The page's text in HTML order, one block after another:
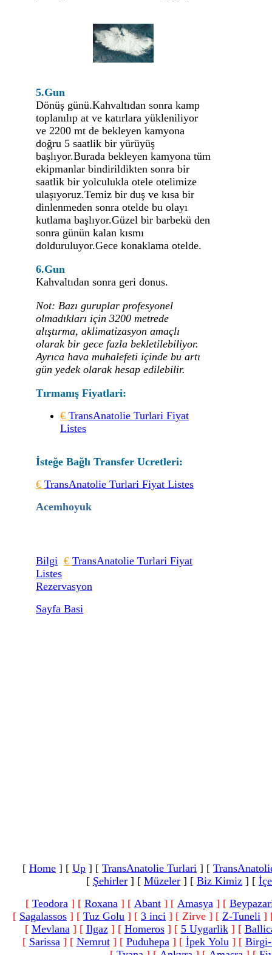
5.Gun
Dönüş günü.Kahvaltıdan sonra kamp
toplanılıp at ve katırlara yükleniliyor
ve 2200 mt de bekleyen kamyona
doğru 5 saatlik bir yürüyüş
başlıyor.Burada bekleyen kamyona tüm
ekipmanlar bindirildikten sonra bir
saatlik bir yolculukla otele otelimize
ulaşıyoruz.Temiz bir duş ve kısa bir
dinlenmeden sonra otelde bu olayı
kutlama başlıyor.Güzel bir barbekü den
sonra günün kalan kısmı
dolduruluyor.Gece konaklama otelde.
6.Gun
Kahvaltıdan sonra geri donus.
Not: Bazı guruplar profesyonel
olmadıkları için 3200 metrede
alıştırma, aklimatizasyon amaçlı
olarak bir gece fazla bekletilebiliyor.
Ayrıca hava muhalefeti içinde bu artı
gün yedek olarak hesap edilebilir.
Tırmanış Fiyatlari:
€ TransAnatolie Turlari Fiyat
Listes
İsteğe Bağlı Transfer Ucretleri:
€ TransAnatolie Turlari Fiyat Listes
Acemhoyuk
Bilgi € TransAnatolie Turlari Fiyat
Listes
Rezervasyon
Sayfa Basi
[ Home ] [ Up ] [ TransAnatolie Turlari ] [
[ Şehirler ] [ Müzeler ] [ Biz Kimiz ] [
[ Teodora] [ Roxana] [ Abant] [ Amasya] [
[ Sagalassos ] [ Tuz Golu ] [ 3 inci ] [ Zirve ] [ Z-Tuneli ]
[ Mevlana] [ Ilgaz] [ Homeros] [ 5 Uygarlik] [
[ Sarissa] [ Nemrut] [ Puduhepa] [ İpek Yolu] [ Birgi-